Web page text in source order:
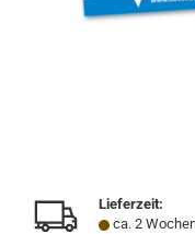
Lieferzeit:
ca. 2